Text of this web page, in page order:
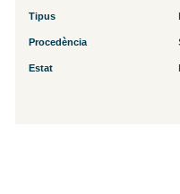
Tipus
Procedència
Estat